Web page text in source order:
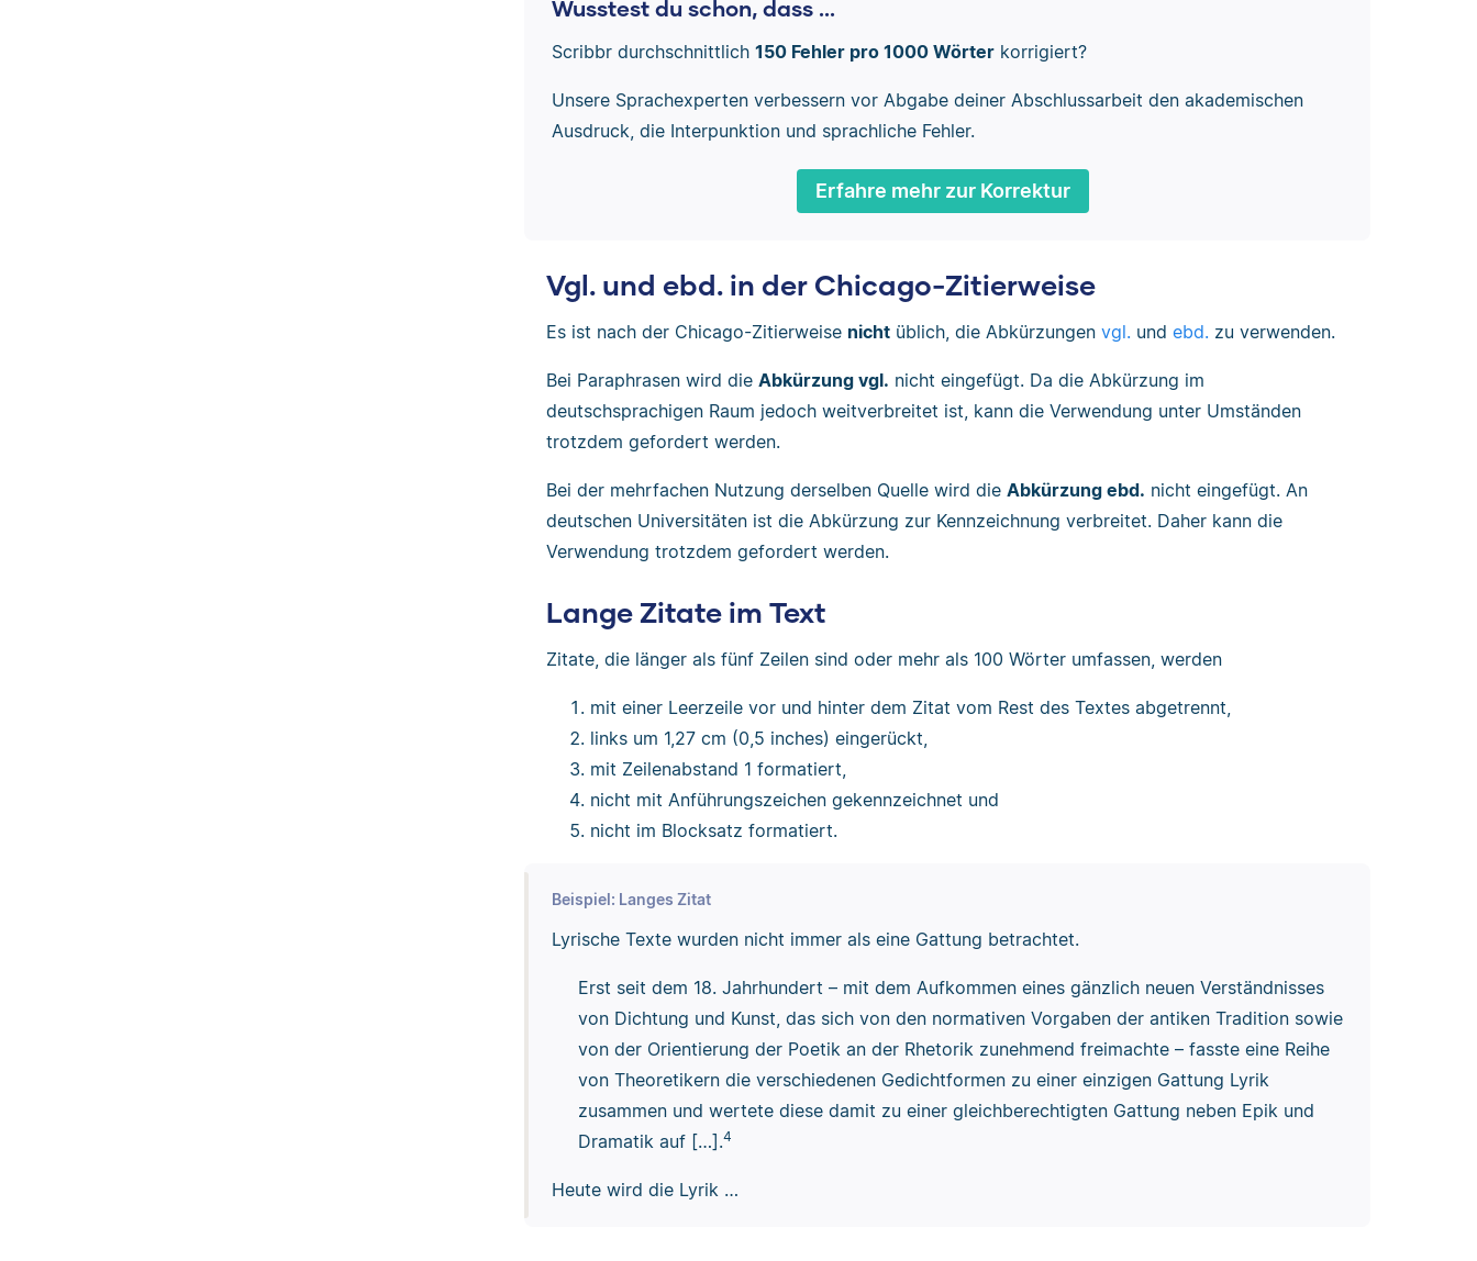
Wusstest du schon, dass ...
Scribbr durchschnittlich 150 Fehler pro 1000 Wörterkorrigiert?
Unsere Sprachexperten verbessern vor Abgabe deiner Abschlussarbeit den akademischen
Ausdruck, die Interpunktion und sprachliche Fehler.
Erfahre mehr zur Korrektur
Vgl. und ebd. in der Chicago-Zitierweise
Es ist nach der Chicago-Zitierweise nicht üblich, die Abkürzungen vgl. und ebd. zu verwenden.
Bei Paraphrasen wird die Abkürzung vgl. nicht eingefügt. Da die Abkürzung im
deutschsprachigen Raum jedoch weitverbreitet ist, kann die Verwendung unter Umständen
trotzdem gefordert werden.
Bei der mehrfachen Nutzung derselben Quelle wird die Abkürzung ebd. nicht eingefügt. An
deutschen Universitäten ist die Abkürzung zur Kennzeichnung verbreitet. Daher kann die
Verwendung trotzdem gefordert werden.
Lange Zitate im Text
Zitate, die länger als fünf Zeilen sind oder mehr als 100 Wörter umfassen, werden
mit einer Leerzeile vor und hinter dem Zitat vom Rest des Textes abgetrennt,
links um 1,27 cm (0,5 inches) eingerückt,
mit Zeilenabstand 1 formatiert,
nicht mit Anführungszeichen gekennzeichnet und
nicht im Blocksatz formatiert.
Beispiel: Langes Zitat
Lyrische Texte wurden nicht immer als eine Gattung betrachtet.
Erst seit dem 18. Jahrhundert – mit dem Aufkommen eines gänzlich neuen Verständnisses
von Dichtung und Kunst, das sich von den normativen Vorgaben der antiken Tradition sowie
von der Orientierung der Poetik an der Rhetorik zunehmend freimachte – fasste eine Reihe
von Theoretikern die verschiedenen Gedichtformen zu einer einzigen Gattung Lyrik
zusammen und wertete diese damit zu einer gleichberechtigten Gattung neben Epik und
Dramatik auf […].4
Heute wird die Lyrik …